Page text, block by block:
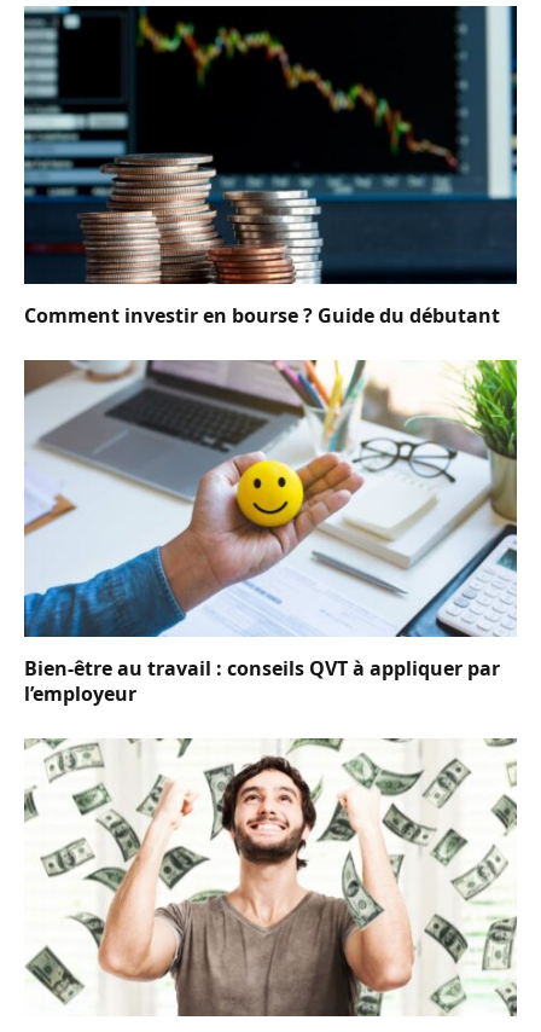
Comment investir en bourse ? Guide du débutant
Bien-être au travail : conseils QVT à appliquer par
l’employeur